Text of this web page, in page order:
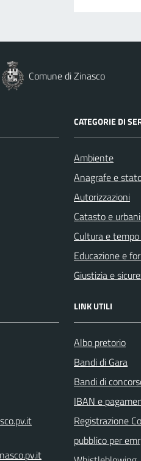
Comune di Zinasco
CATEGORIE DI
Ambiente
Anagrafe e
Autorizzazioni
Catasto e
Cultura e
Educazione e
Giustizia e
LINK UTILI
Albo pretorio
Bandi di Gara
Bandi di
IBAN e
Registrazione
pubblico per